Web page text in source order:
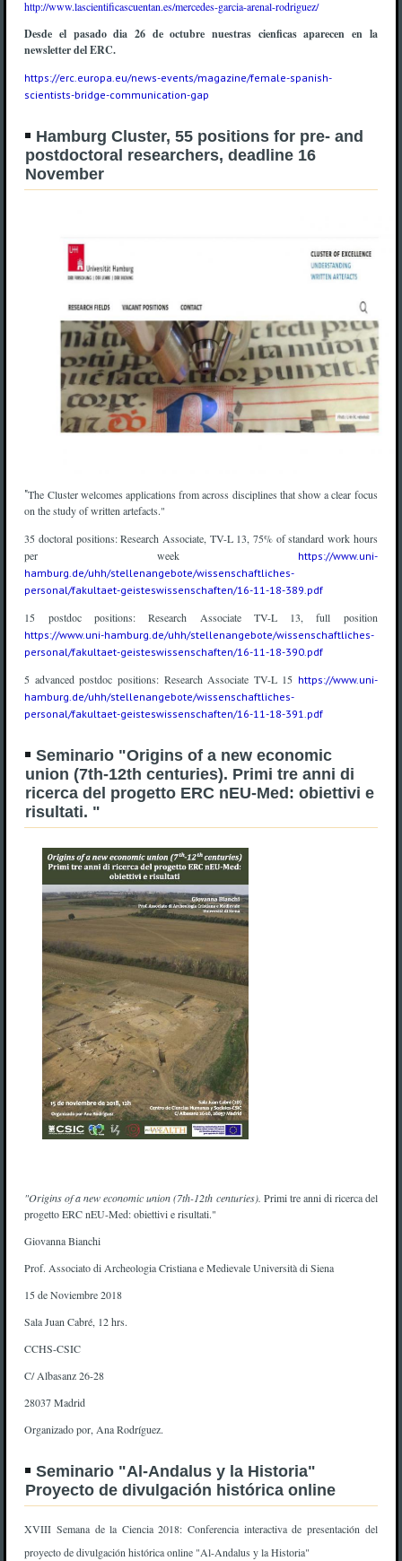
http://www.lascientificascuentan.es/mercedes-garcia-arenal-rodriguez/
Desde el pasado dia 26 de octubre nuestras cienficas aparecen en la
newsletter del ERC.
https://erc.europa.eu/news-events/magazine/female-spanish-
scientists-bridge-communication-gap
Hamburg Cluster, 55 positions for pre- and
postdoctoral researchers, deadline 16
November
"The Cluster welcomes applications from across disciplines that show a clear focus
on the study of written artefacts."
35 doctoral positions: Research Associate, TV-L 13, 75% of standard work hours
per week
https://www.uni-
hamburg.de/uhh/stellenangebote/wissenschaftliches-
personal/fakultaet-geisteswissenschaften/16-11-18-389.pdf
15 postdoc positions: Research Associate TV-L 13, full position
https://www.uni-hamburg.de/uhh/stellenangebote/wissenschaftliches-
personal/fakultaet-geisteswissenschaften/16-11-18-390.pdf
5 advanced postdoc positions: Research Associate TV-L 15 https://www.uni-
hamburg.de/uhh/stellenangebote/wissenschaftliches-
personal/fakultaet-geisteswissenschaften/16-11-18-391.pdf
Seminario "Origins of a new economic
union (7th-12th centuries). Primi tre anni di
ricerca del progetto ERC nEU-Med: obiettivi e
risultati. "
"Origins of a new economic union (7th-12th centuries). Primi tre anni di ricerca del
progetto ERC nEU-Med: obiettivi e risultati."
Giovanna Bianchi
Prof. Associato di Archeologia Cristiana e Medievale Università di Siena
15 de Noviembre 2018
Sala Juan Cabré, 12 hrs.
CCHS-CSIC
C/ Albasanz 26-28
28037 Madrid
Organizado por, Ana Rodríguez.
Seminario "Al-Andalus y la Historia"
Proyecto de divulgación histórica online
XVIII Semana de la Ciencia 2018: Conferencia interactiva de presentación del
proyecto de divulgación histórica online "Al-Andalus y la Historia"